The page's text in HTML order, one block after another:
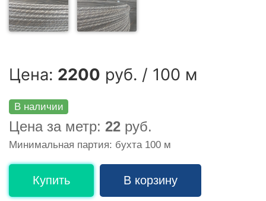
Цена: 2200 руб. / 100 м
В наличии
Цена за метр: 22 руб.
Минимальная партия: бухта 100 м
Купить В корзину